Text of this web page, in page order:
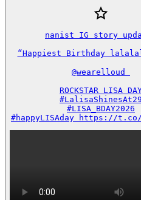
nanist IG story
“Happiest Birthday
@wearelloud
ROCKSTAR LISA
#LalisaShinesAt29
#LISA_BDAY2026
#happyLISAday https://t.co/